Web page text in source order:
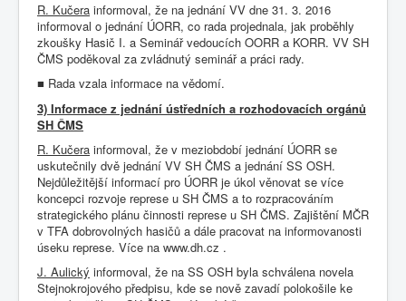
R. Kučera informoval, že na jednání VV dne 31. 3. 2016
informoval o jednání ÚORR, co rada projednala, jak proběhly
zkoušky Hasič I. a Seminář vedoucích OORR a KORR. VV SH
ČMS poděkoval za zvládnutý seminář a práci rady.
■ Rada vzala informace na vědomí.
3) Informace z jednání ústředních a rozhodovacích orgánů
SH ČMS
R. Kučera informoval, že v meziobdobí jednání ÚORR se
uskutečnily dvě jednání VV SH ČMS a jednání SS OSH.
Nejdůležitější informací pro ÚORR je úkol věnovat se více
koncepci rozvoje represe u SH ČMS a to rozpracováním
strategického plánu činnosti represe u SH ČMS. Zajištění MČR
v TFA dobrovolných hasičů a dále pracovat na informovanosti
úseku represe. Více na www.dh.cz .
J. Aulický informoval, že na SS OSH byla schválena novela
Stejnokrojového předpisu, kde se nově zavadí polokošile ke